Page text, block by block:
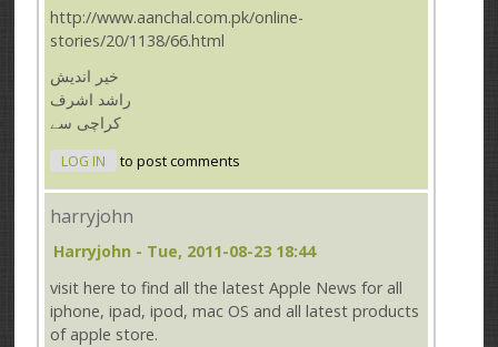
http://www.aanchal.com.pk/online-
stories/20/1138/66.html
خیر اندیش
راشد اشرف
کراچی سے
LOG IN to post comments
harryjohn
Harryjohn - Tue, 2011-08-23 18:44
visit here to find all the latest Apple News for all
iphone, ipad, ipod, mac OS and all latest products
of apple store.